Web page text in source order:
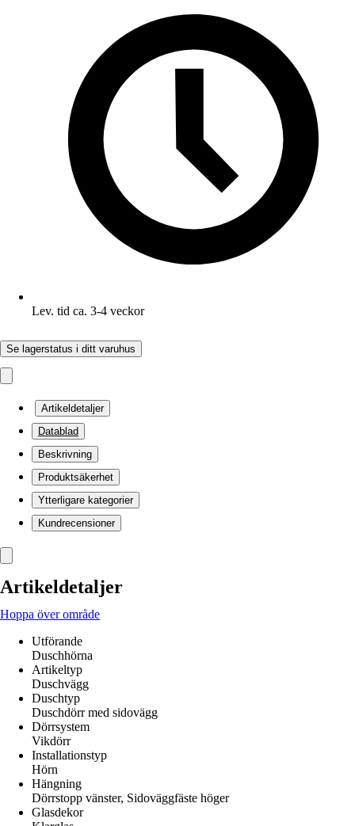
Lev. tid ca. 3-4 veckor
Se lagerstatus i ditt varuhus
Artikeldetaljer
Datablad
Beskrivning
Produktsäkerhet
Ytterligare kategorier
Kundrecensioner
Artikeldetaljer
Hoppa över område
Utförande
Duschhörna
Artikeltyp
Duschvägg
Duschtyp
Duschdörr med sidovägg
Dörrsystem
Vikdörr
Installationstyp
Hörn
Hängning
Dörrstopp vänster, Sidoväggfäste höger
Glasdekor